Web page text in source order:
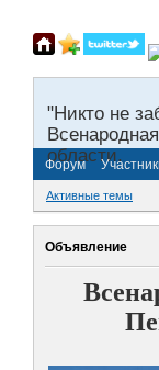
"Никто не
области.
Форум
Активные темы
Объявление